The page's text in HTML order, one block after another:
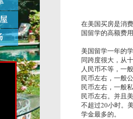
在美国买房是消
国留学的高额费
美国留学一年的
同跨度很大，从
人民币不等，一
民币左右，一般
民币左右，一般
民币左右。并且
不超过20小时。
学金最多的。